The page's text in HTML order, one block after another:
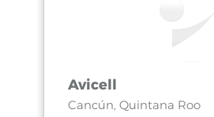
Avicell
Cancún, Quintana Roo